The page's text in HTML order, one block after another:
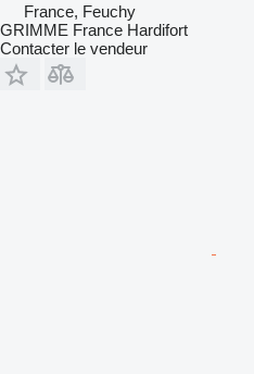
France, Feuchy
GRIMME France Hardifort
Contacter le vendeur